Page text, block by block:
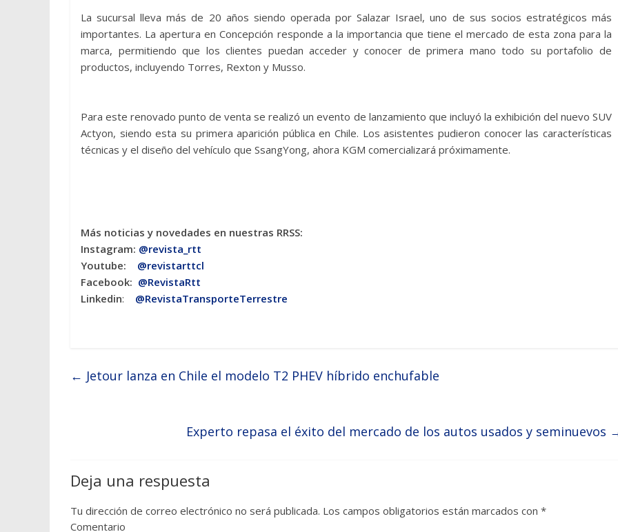
La sucursal lleva más de 20 años siendo operada por Salazar Israel, uno de sus socios estratégicos más
importantes. La apertura en Concepción responde a la importancia que tiene el mercado de esta zona para la
marca, permitiendo que los clientes puedan acceder y conocer de primera mano todo su portafolio de
productos, incluyendo Torres, Rexton y Musso.
Para este renovado punto de venta se realizó un evento de lanzamiento que incluyó la exhibición del nuevo SUV
Actyon, siendo esta su primera aparición pública en Chile. Los asistentes pudieron conocer las características
técnicas y el diseño del vehículo que SsangYong, ahora KGM comercializará próximamente.
Más noticias y novedades en nuestras RRSS:
Instagram: @revista_rtt
Youtube: @revistarttcl
Facebook: @RevistaRtt
Linkedin: @RevistaTransporteTerrestre
← Jetour lanza en Chile el modelo T2 PHEV híbrido enchufable
Experto repasa el éxito del mercado de los autos usados y seminuevos
Deja una respuesta
Tu dirección de correo electrónico no será publicada. Los campos obligatorios están marcados con *
Comentario